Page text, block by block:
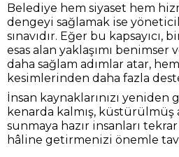
Belediye hem siyaset hem
dengeyi sağlamak ise
sınavıdır. Eğer bu
esas alan yaklaşımı benimser
daha sağlam adımlar atar,
kesimlerinden daha fazla
İnsan kaynaklarınızı
kenarda kalmış, küstürülmüş
sunmaya hazır insanları
hâline getirmenizi önemle